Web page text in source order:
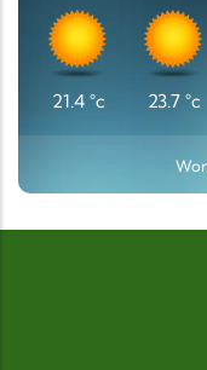
21.4°c 23.7 °c